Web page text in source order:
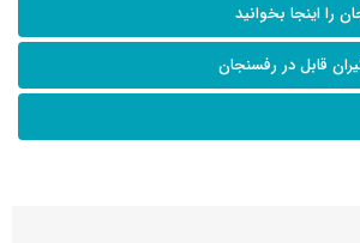
را اینجا بخوانید
قابل در رفسنجان